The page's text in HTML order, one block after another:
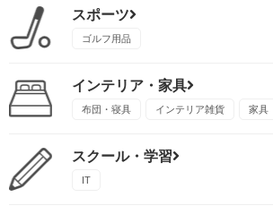
スポーツ
ゴルフ用品
インテリア・家具
布団・寝具 インテリア雑貨 家具
スクール・学習
IT